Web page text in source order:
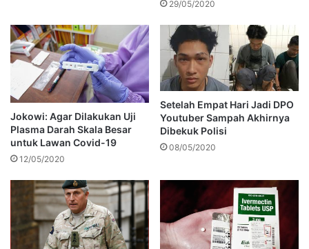
29/05/2020
Jokowi: Agar Dilakukan Uji
Plasma Darah Skala Besar
untuk Lawan Covid-19
12/05/2020
Setelah Empat Hari Jadi DPO
Youtuber Sampah Akhirnya
Dibekuk Polisi
08/05/2020